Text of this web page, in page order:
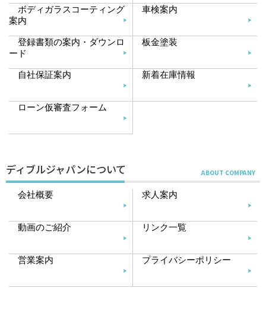
ボディガラスコーティング
案内
車検案内
登録書類の案内・ダウンロ
ード
板金塗装
自社保証案内 新着在庫情報
ローン仮審査フォーム
ディブルジャパンについて
会社概要 求人案内
動画のご紹介 リンク一覧
営業案内 プライバシーポリシー